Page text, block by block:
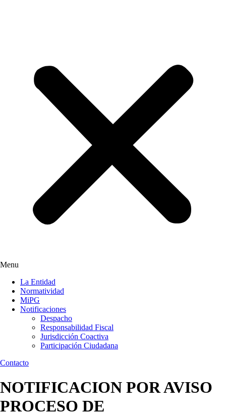
Menu
La Entidad
Normatividad
MiPG
Notificaciones
Despacho
Responsabilidad Fiscal
Jurisdicción Coactiva
Participación Ciudadana
Contacto
NOTIFICACION POR AVISO
PROCESO DE